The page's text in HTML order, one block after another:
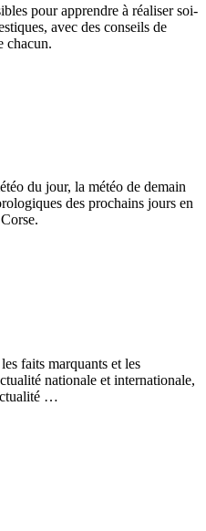
pour apprendre à réaliser soi-
avec des conseils de
chacun.
du jour, la météo de demain
des prochains jours en
faits marquants et les
nationale et internationale,
…